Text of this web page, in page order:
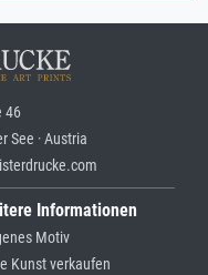
46
See · Austria
Informationen
Motiv
Kunst verkaufen